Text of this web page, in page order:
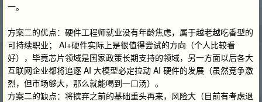
一。
方案二的优点：硬件工程师就业没有年龄焦虑，属于越老越吃香型的
可持续职业； AI+硬件实际上是很值得尝试的方向（个人比较看
好），毕竟芯片领域是国家政策长期支持的领域，另一方面以后各大
互联网企业都将追逐 AI 大模型必定拉动 AI 硬件的发展（虽然竞争激
烈，但市场够大，那么就能喝到一口汤）。
方案二的缺点：将摈弃之前的基础重头再来，风险大（目前有考虑退